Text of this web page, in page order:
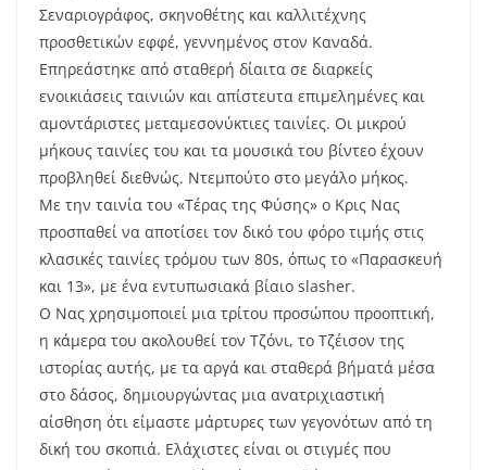
Σεναριογράφος, σκηνοθέτης και καλλιτέχνης
προσθετικών εφφέ, γεννημένος στον Καναδά.
Επηρεάστηκε από σταθερή δίαιτα σε διαρκείς
ενοικιάσεις ταινιών και απίστευτα επιμελημένες και
αμοντάριστες μεταμεσονύκτιες ταινίες. Οι μικρού
μήκους ταινίες του και τα μουσικά του βίντεο έχουν
προβληθεί διεθνώς. Ντεμπούτο στο μεγάλο μήκος.
Με την ταινία του «Τέρας της Φύσης» ο Κρις Νας
προσπαθεί να αποτίσει τον δικό του φόρο τιμής στις
κλασικές ταινίες τρόμου των 80s, όπως το «Παρασκευή
και 13», με ένα εντυπωσιακά βίαιο slasher.
Ο Νας χρησιμοποιεί μια τρίτου προσώπου προοπτική,
η κάμερα του ακολουθεί τον Τζόνι, το Τζέισον της
ιστορίας αυτής, με τα αργά και σταθερά βήματά μέσα
στο δάσος, δημιουργώντας μια ανατριχιαστική
αίσθηση ότι είμαστε μάρτυρες των γεγονότων από τη
δική του σκοπιά. Ελάχιστες είναι οι στιγμές που